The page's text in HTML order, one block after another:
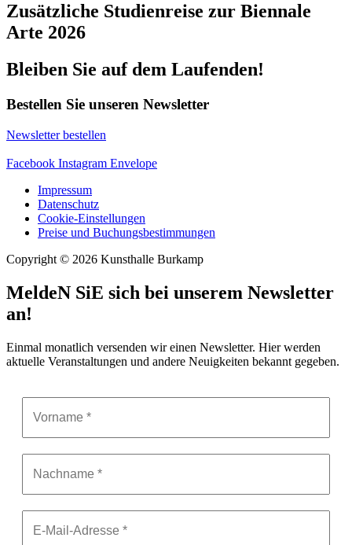
Zusätzliche Studienreise zur Biennale
Arte 2026
Bleiben Sie auf dem Laufenden!
Bestellen Sie unseren Newsletter
Newsletter bestellen
Facebook Instagram Envelope
Impressum
Datenschutz
Cookie-Einstellungen
Preise und Buchungsbestimmungen
Copyright © 2026 Kunsthalle Burkamp
MeldeN SiE sich bei unserem Newsletter
an!
Einmal monatlich versenden wir einen Newsletter. Hier werden
aktuelle Veranstaltungen und andere Neuigkeiten bekannt gegeben.